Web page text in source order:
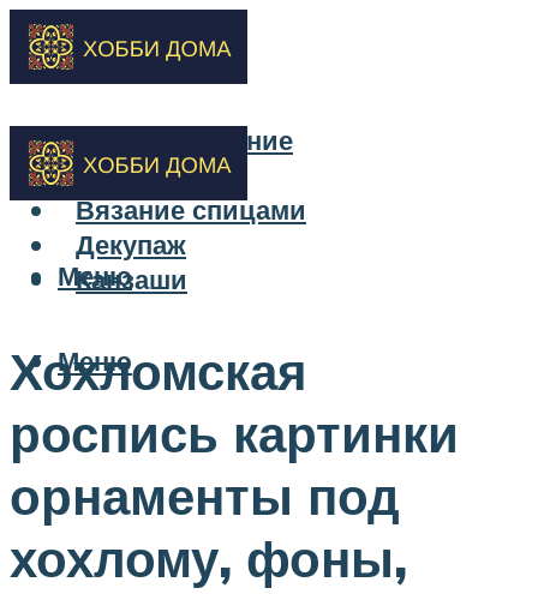
Бисероплетение
Вышивка
Вязание спицами
Декупаж
Канзаши
Меню
Меню
Хохломская
роспись картинки
орнаменты под
хохлому, фоны,